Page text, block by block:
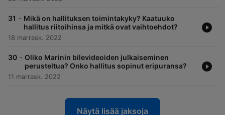
31 - Mikä on hallituksen toimintakyky? Kaatuuko
hallitus riitoihinsa ja mitkä ovat vaihtoehdot?
18 marrask. 2022
30 - Oliko Marinin bilevideoiden julkaiseminen
perusteltua? Onko hallitus sopinut eripuransa?
11 marrask. 2022
Näytä lisää jaksoja